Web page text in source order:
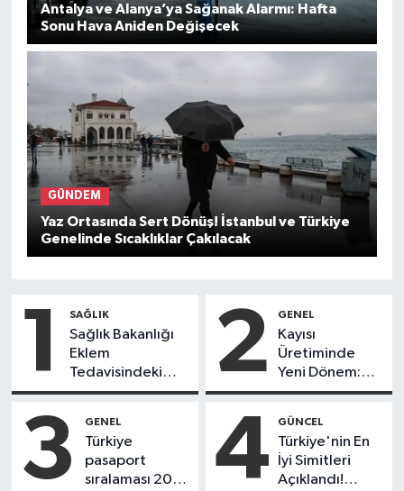
Antalya ve Alanya’ya Sağanak Alarmı: Hafta
Sonu Hava Aniden Değişecek
GÜNDEM
Yaz Ortasında Sert Dönüş! İstanbul ve Türkiye
Genelinde Sıcaklıklar Çakılacak
1 SAĞLIK
Sağlık Bakanlığı
Eklem
Tedavisindeki
Uygulamayı
Hastaya
Reçeteyle Ürün
Aldırılması Yasak
2 GENEL
Kayısı
Üretiminde
Yeni Dönem:
Yerli Çekirdek
Makinesi İş
Gücünü
Azaltacak
3 GENEL
Türkiye
pasaport
sıralaması 2026
4 GÜNCEL
Türkiye'nin En
İyi Simitleri
Açıklandı!